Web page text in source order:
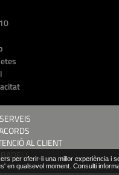
per oferir-li una millor experiència
en qualsevol moment. Consulti
SERVEIS
AL CLIENT